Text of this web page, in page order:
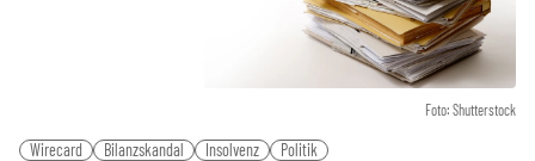
Foto: Shutterstock
Wirecard Bilanzskandal Insolvenz Politik